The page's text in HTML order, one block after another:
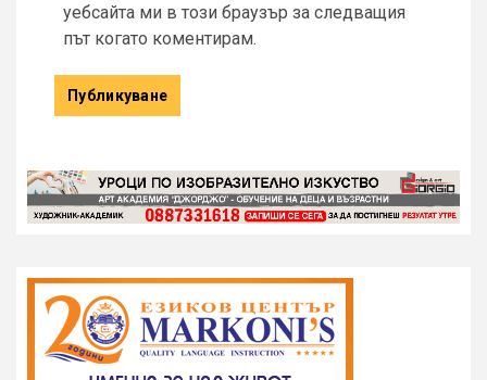
уебсайта ми в този браузър за следващия
път когато коментирам.